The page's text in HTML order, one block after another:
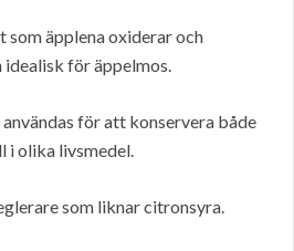
äpplena oxiderar och
för äppelmos.
för att konservera både
i olika livsmedel.
som liknar citronsyra.